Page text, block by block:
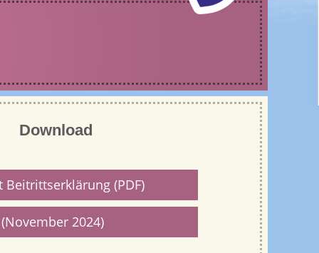
Download
Beitrittserklärung (PDF)
2024)